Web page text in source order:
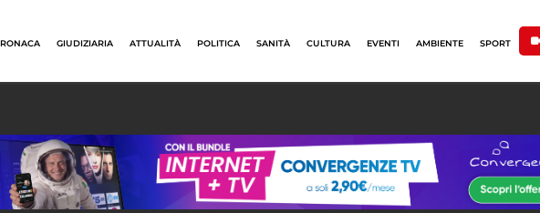
GIUDIZIARIA ATTUALITÀ POLITICA SANITÀ CULTURA EVENTI AMBIENTE SPORT